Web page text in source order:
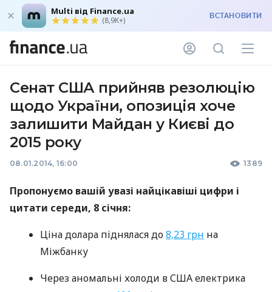
Multi від Finance.ua
(8,9K+) ВСТАНОВИТИ
Сенат США прийняв резолюцію
щодо України, опозиція хоче
залишити Майдан у Києві до
2015 року
08.01.2014, 16:00 1389
Пропонуємо вашій увазі найцікавіші цифри і
цитати середи, 8 січня:
Ціна долара піднялася до8,23 грн на
Міжбанку
Через аномальні холоди вСШАелектрика